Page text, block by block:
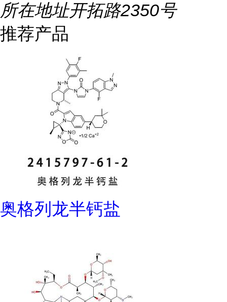
所在地址开拓路2350号
推荐产品
奥格列龙半钙盐